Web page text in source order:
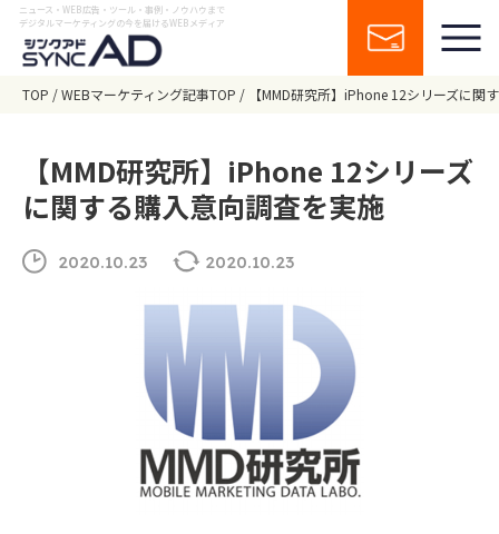
ニュース・WEB広告・ツール・事例・ノウハウまで
デジタルマーケティングの今を届けるWEBメディア
TOP WEBマーケティング記事TOP 【MMD研究所】iPhone 12シリーズに関
【MMD研究所】iPhone 12シリーズ
に関する購入意向調査を実施
2020.10.23 2020.10.23